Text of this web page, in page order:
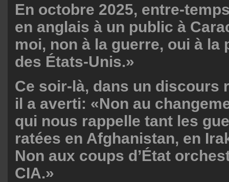
En octobre 2025, entre-
en anglais à un public à
moi, non à la guerre, oui à la
des États-Unis.»
Ce soir-là, dans un discours
il a averti: «Non au
qui nous rappelle tant les
ratées en Afghanistan, en
Non aux coups d’État
CIA.»